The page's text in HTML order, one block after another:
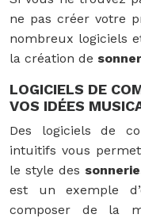
ne pas créer votre
nombreux logiciels
la création de
LOGICIELS DE
VOS IDÉES
Des logiciels de
intuitifs vous
le style des
est un exemple
composer de la